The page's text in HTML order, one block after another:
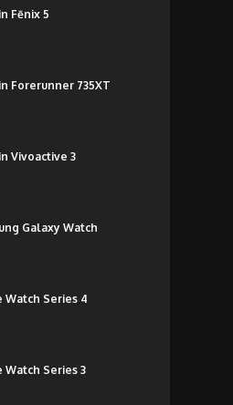
Fēnix 5
Forerunner 735XT
Vivoactive 3
Galaxy Watch
Watch Series 4
Watch Series 3